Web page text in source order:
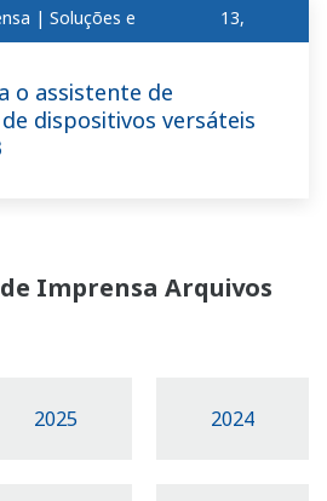
| Soluções e 13,
o assistente de
dispositivos versáteis
Imprensa Arquivos
2025 2024